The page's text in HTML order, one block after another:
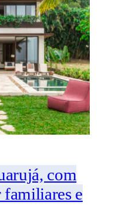
com
familiares e